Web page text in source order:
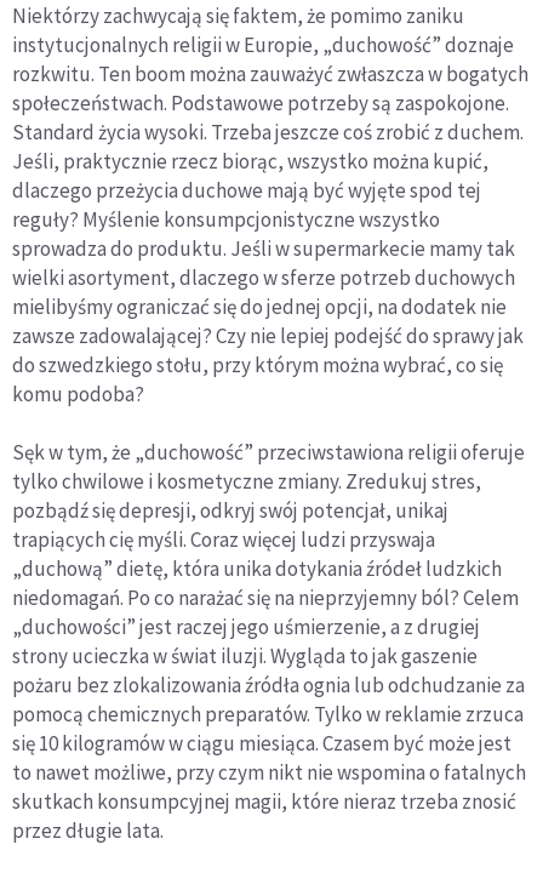
Niektórzy zachwycają się faktem, że pomimo zaniku
instytucjonalnych religii w Europie, „duchowość” doznaje
rozkwitu. Ten boom można zauważyć zwłaszcza w bogatych
społeczeństwach. Podstawowe potrzeby są zaspokojone.
Standard życia wysoki. Trzeba jeszcze coś zrobić z duchem.
Jeśli, praktycznie rzecz biorąc, wszystko można kupić,
dlaczego przeżycia duchowe mają być wyjęte spod tej
reguły? Myślenie konsumpcjonistyczne wszystko
sprowadza do produktu. Jeśli w supermarkecie mamy tak
wielki asortyment, dlaczego w sferze potrzeb duchowych
mielibyśmy ograniczać się do jednej opcji, na dodatek nie
zawsze zadowalającej? Czy nie lepiej podejść do sprawy jak
do szwedzkiego stołu, przy którym można wybrać, co się
komu podoba?
Sęk w tym, że „duchowość” przeciwstawiona religii oferuje
tylko chwilowe i kosmetyczne zmiany. Zredukuj stres,
pozbądź się depresji, odkryj swój potencjał, unikaj
trapiących cię myśli. Coraz więcej ludzi przyswaja
„duchową” dietę, która unika dotykania źródeł ludzkich
niedomagań. Po co narażać się na nieprzyjemny ból? Celem
„duchowości” jest raczej jego uśmierzenie, a z drugiej
strony ucieczka w świat iluzji. Wygląda to jak gaszenie
pożaru bez zlokalizowania źródła ognia lub odchudzanie za
pomocą chemicznych preparatów. Tylko w reklamie zrzuca
się 10 kilogramów w ciągu miesiąca. Czasem być może jest
to nawet możliwe, przy czym nikt nie wspomina o fatalnych
skutkach konsumpcyjnej magii, które nieraz trzeba znosić
przez długie lata.